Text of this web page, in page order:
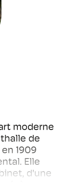
moderne
de
1909
Elle
d'une